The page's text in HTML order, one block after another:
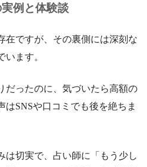
例と体験談
在ですが、その裏側には深刻な
ます。
だったのに、気づいたら高額の
SNSや口コミでも後を絶ちま
は切実で、占い師に「もう少し